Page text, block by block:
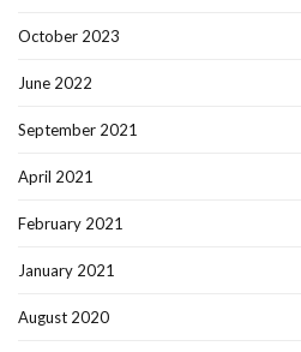
October 2023
June 2022
September 2021
April 2021
February 2021
January 2021
August 2020